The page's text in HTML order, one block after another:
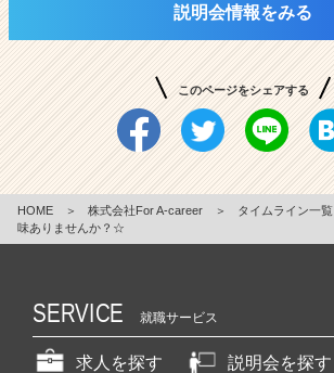
説明会情報をみる
このページをシェアする
HOME ＞ 株式会社For A-career ＞ タイムライン一覧
味ありませんか？☆
SERVICE 就職サービス
求人を探す
説明会を探す